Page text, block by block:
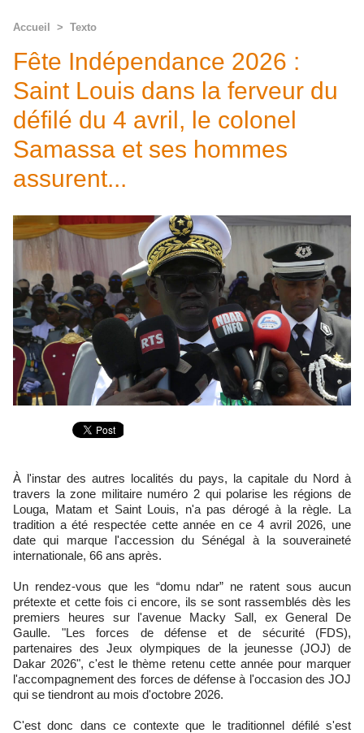
Accueil > Texto
Fête Indépendance 2026 :
Saint Louis dans la ferveur du
défilé du 4 avril, le colonel
Samassa et ses hommes
assurent...
À l'instar des autres localités du pays, la capitale du Nord à
travers la zone militaire numéro 2 qui polarise les régions de
Louga, Matam et Saint Louis, n'a pas dérogé à la règle. La
tradition a été respectée cette année en ce 4 avril 2026, une
date qui marque l'accession du Sénégal à la souveraineté
internationale, 66 ans après.
Un rendez-vous que les “domu ndar” ne ratent sous aucun
prétexte et cette fois ci encore, ils se sont rassemblés dès les
premiers heures sur l'avenue Macky Sall, ex General De
Gaulle. "Les forces de défense et de sécurité (FDS),
partenaires des Jeux olympiques de la jeunesse (JOJ) de
Dakar 2026", c'est le thème retenu cette année pour marquer
l'accompagnement des forces de défense à l'occasion des JOJ
qui se tiendront au mois d'octobre 2026.
C'est donc dans ce contexte que le traditionnel défilé s'est